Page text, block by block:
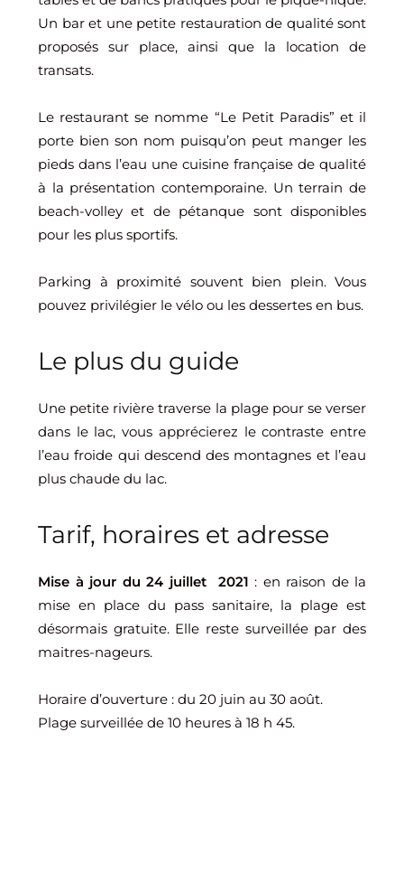
Un bar et une petite restauration de qualité sont
proposés sur place, ainsi que la location de
transats.
Le restaurant se nomme “Le Petit Paradis” et il
porte bien son nom puisqu’on peut manger les
pieds dans l’eau une cuisine française de qualité
à la présentation contemporaine. Un terrain de
beach-volley et de pétanque sont disponibles
pour les plus sportifs.
Parking à proximité souvent bien plein. Vous
pouvez privilégier le vélo ou les dessertes en bus.
Le plus du guide
Une petite rivière traverse la plage pour se verser
dans le lac, vous apprécierez le contraste entre
l’eau froide qui descend des montagnes et l’eau
plus chaude du lac.
Tarif, horaires et adresse
Mise à jour du 24 juillet 2021 : en raison de la
mise en place du pass sanitaire, la plage est
désormais gratuite. Elle reste surveillée par des
maitres-nageurs.
Horaire d’ouverture : du 20 juin au 30 août.
Plage surveillée de 10 heures à 18 h 45.